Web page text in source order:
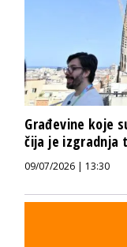
Građevine koje
čija je izgradnja
09/07/2026 | 13:30